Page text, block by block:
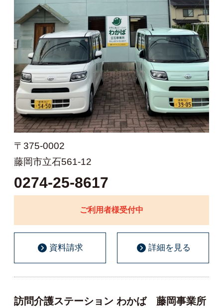
〒375-0002
藤岡市立石561-12
0274-25-8617
ご利用者様受付中
資料請求 詳細を見る
訪問介護ステーション わかば 藤岡事業所